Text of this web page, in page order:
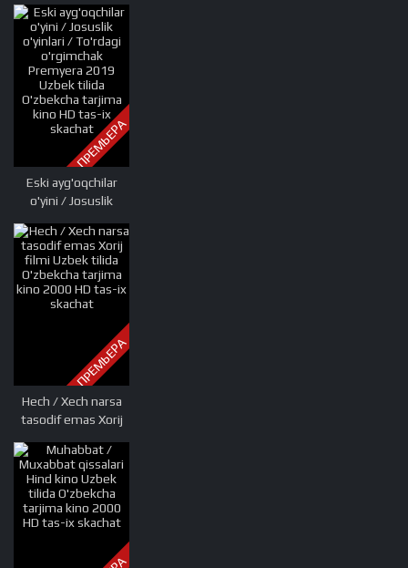
tarjima kino 2000
HD tas-ix skachat
ПРЕМЬЕРА
Eski ayg'oqchilar
o'yini / Josuslik
o'rgimchak
Premyera 2019
Uzbek tilida
O'zbekcha tarjima
kino HD tas-ix
ПРЕМЬЕРА
Hech / Xech narsa
tasodif emas Xorij
O'zbekcha tarjima
kino 2000 HD tas-ix
skachat